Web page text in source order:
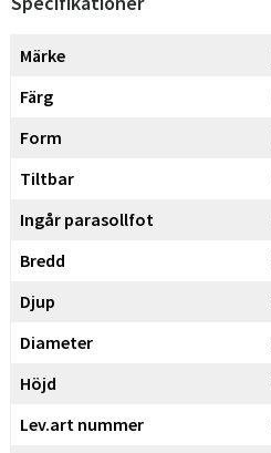
Norge
Märke
Färg
Form
Tiltbar
Ingår parasollfot
Bredd
Djup
Diameter
Höjd
Lev.art nummer